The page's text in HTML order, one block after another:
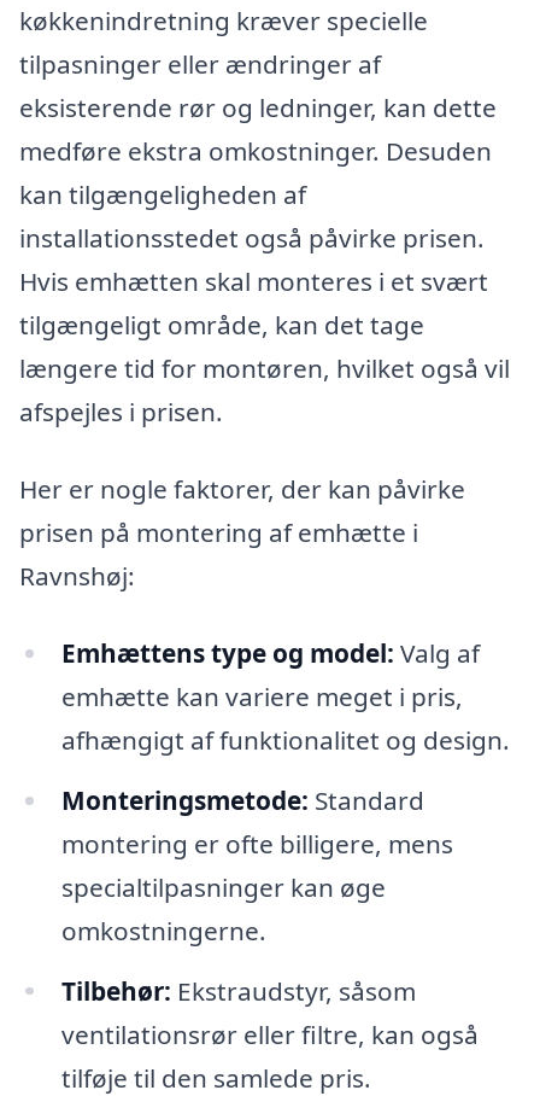
køkkenindretning kræver specielle
tilpasninger eller ændringer af
eksisterende rør og ledninger, kan dette
medføre ekstra omkostninger. Desuden
kan tilgængeligheden af
installationsstedet også påvirke prisen.
Hvis emhætten skal monteres i et svært
tilgængeligt område, kan det tage
længere tid for montøren, hvilket også vil
afspejles i prisen.
Her er nogle faktorer, der kan påvirke
prisen på montering af emhætte i
Ravnshøj:
Emhættens type og model: Valg af
emhætte kan variere meget i pris,
afhængigt af funktionalitet og design.
Monteringsmetode: Standard
montering er ofte billigere, mens
specialtilpasninger kan øge
omkostningerne.
Tilbehør: Ekstraudstyr, såsom
ventilationsrør eller filtre, kan også
tilføje til den samlede pris.